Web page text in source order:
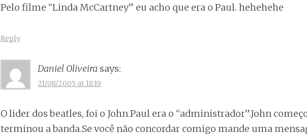
Pelo filme “Linda McCartney” eu acho que era o Paul. hehehehe
Reply
Daniel Oliveira says:
21/08/2005 at 18:19
O lider dos beatles, foi o John.Paul era o “administrador”.John
terminou a banda.Se você não concordar comigo mande uma